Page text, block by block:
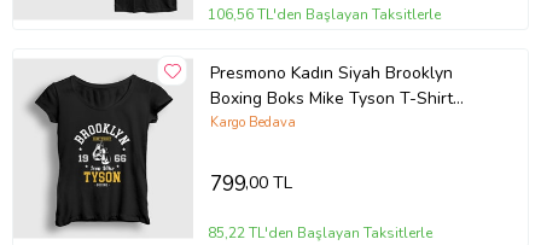
106,56 TL'den Başlayan Taksitlerle
Presmono Kadın Siyah Brooklyn
Boxing Boks Mike Tyson T-Shirt
507349tt
Kargo Bedava
799,00 TL
85,22 TL'den Başlayan Taksitlerle